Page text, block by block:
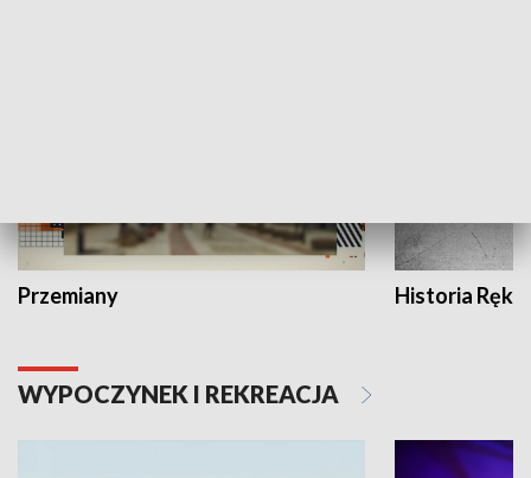
Przemiany Historia Ręką
WYPOCZYNEK I REKREACJA